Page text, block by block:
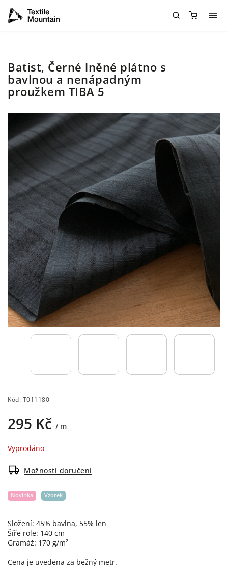
Batist, Černé lněné plátno s
bavlnou a nenápadným
proužkem TIBA 5
Kód: T011180
295 Kč / m
Vyprodáno
Možnosti doručení
Složení: 45% bavlna, 55% len
Šíře role: 140 cm
Gramáž: 170 g/m²
Cena je uvedena za bežný metr.
Novinka Vzorek